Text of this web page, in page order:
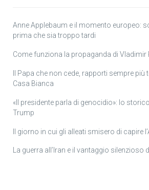
Anne Applebaum e il momento europeo:
prima che sia troppo tardi
Come funziona la propaganda di Vladimir
Il Papa che non cede, rapporti sempre più
Casa Bianca
«Il presidente parla di genocidio»: lo
Trump
Il giorno in cui gli alleati smisero di capire
La guerra all’Iran e il vantaggio silenzioso